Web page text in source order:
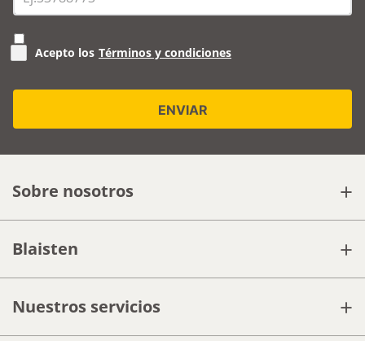
Acepto los Términos y condiciones
Sobre nosotros +
Blaisten +
Nuestros servicios +